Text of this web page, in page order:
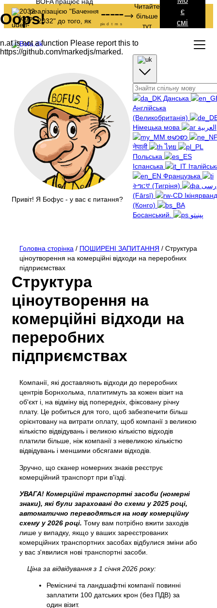
реалізацією "Бачення
2032" до того, як
закінчиться час
-
рік
-
d
-
t
-
m
-
s
Читайте
більше
тут
є
смі
Сортування
Системи управління відходами
Посібник із сортування
Що відбувається з вашими відходами
Наскільки добре ми вміємо сортувати
Великогабаритні відходи
Знесення та реконструкція
Більше інформації
Години роботи
Посилання на основні правила BRK
Посібник з AT
Правила поводження з відходами
Самообслуговування
Самообслуговування
Моє сміття.
Портал про відходи
Все про комерційні відходи
Самообслуговування
Тарифи на відходи для бізнесу
Гонорар продюсера
Здавати відходи на сміттєзвалище
Правила поводження з відходами
Контролер заземлення
Турист
Як утилізувати відходи на Борнхольмі
Друковані матеріали англійською мовою
Друковані матеріали німецькою мовою
Про BOFA
Про нас
Відвідайте BOFA
Як навчати
Полиця для листя
Кадрове забезпечення
Зв'яжіться з нами
Відкриті вакансії
Компанія BOFA
Бачення 2032
Моє сміття.
Привіт! Я Бофус - у вас є питання?
Данська
Англійська
(Великобританія)
Німецька мова
العربية
ဗမာစာ
नेपाली
ไทย
Польська
Іспанська
Французька
ትግርኛ (Тигріня)
(Fārsī)
(Конго)
Босанський.
پښتو
Головна сторінка / ПОШИРЕНІ ЗАПИТАННЯ / Структура
ціноутворення на комерційні відходи на переробних
підприємствах
Структура
ціноутворення на
комерційні відходи на
переробних
підприємствах
Компанії, які доставляють відходи до переробних
центрів Борнхольма, платитимуть за кожен візит на
об'єкт і, на відміну від попередніх, фіксовану річну
плату. Це робиться для того, щоб забезпечити більш
орієнтовану на витрати оплату, щоб компанії з великою
кількістю відвідувань і великою кількістю відходів
платили більше, ніж компанії з невеликою кількістю
відвідувань і меншими обсягами відходів.
Зручно, що сканер номерних знаків реєструє
комерційний транспорт при в'їзді.
УВАГА! Комерційні транспортні засоби (номерні
знаки), які були зараховані до схеми у 2025 році,
автоматично переводяться на нову комерційну
схему у 2026 році. Тому вам потрібно вжити заходів
лише у випадку, якщо у ваших зареєстрованих
комерційних транспортних засобах відбулися зміни або
у вас з'явилися нові транспортні засоби.
Ціна за відвідування з 1 січня 2026 року:
Ремісничі та ландшафтні компанії повинні
заплатити 100 датських крон (без ПДВ) за
один візит.